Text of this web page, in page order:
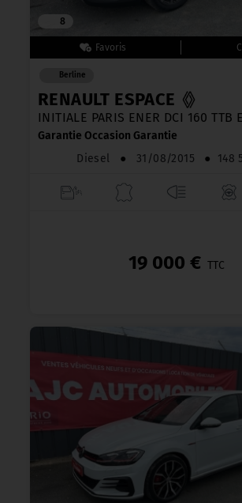
8
Berline
RENAULT ESPACE
INITIALE PARIS ENER DCI 160 TTB
Garantie Occasion Garantie
Diesel
● 31/08/2015 ● 148
19 000 € TTC